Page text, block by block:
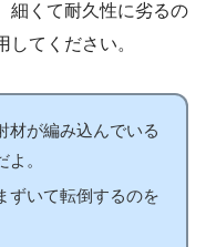
細くて耐久性に劣るの
てください。
材が編み込んでいる
。
ずいて転倒するのを